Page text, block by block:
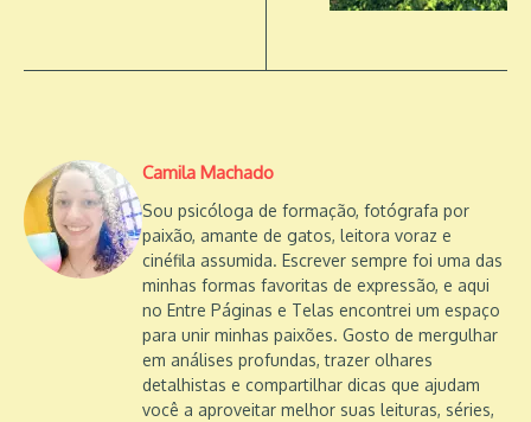
Camila Machado
Sou psicóloga de formação, fotógrafa por
paixão, amante de gatos, leitora voraz e
cinéfila assumida. Escrever sempre foi uma das
minhas formas favoritas de expressão, e aqui
no Entre Páginas e Telas encontrei um espaço
para unir minhas paixões. Gosto de mergulhar
em análises profundas, trazer olhares
detalhistas e compartilhar dicas que ajudam
você a aproveitar melhor suas leituras, séries,